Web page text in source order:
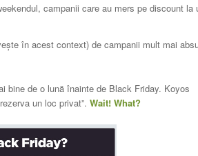
campanii care au mers pe discount la
în acest context) de campanii mult mai
bine de o lună înainte de Black Friday. Koyos
un loc privat”.Wait! What?